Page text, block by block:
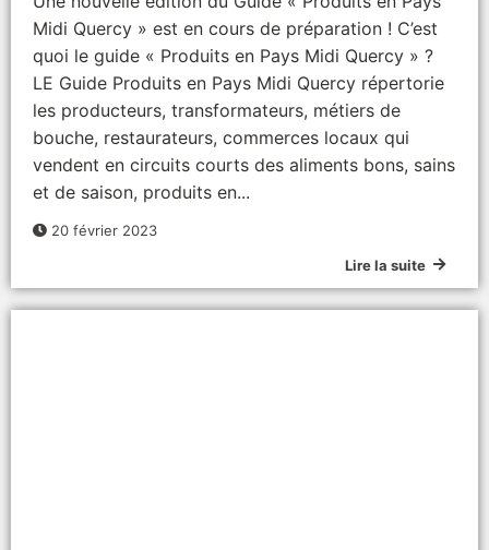
Midi Quercy » est en cours de préparation ! C’est
quoi le guide « Produits en Pays Midi Quercy » ?
LE Guide Produits en Pays Midi Quercy répertorie
les producteurs, transformateurs, métiers de
bouche, restaurateurs, commerces locaux qui
vendent en circuits courts des aliments bons, sains
et de saison, produits en...
20 février 2023
Lire la suite